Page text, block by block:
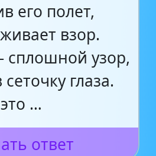
его полет,
взор.
сплошной узор,
глаза.
…
ответ